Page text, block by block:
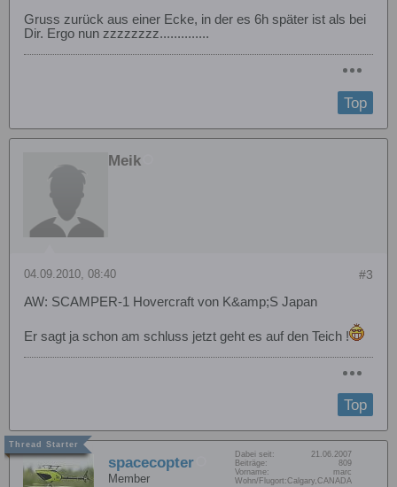
Gruss zurück aus einer Ecke, in der es 6h später ist als bei
Dir. Ergo nun zzzzzzzz..............
Top
Meik
#3
04.09.2010, 08:40
AW: SCAMPER-1 Hovercraft von K&amp;S Japan
Er sagt ja schon am schluss jetzt geht es auf den Teich !
Top
spacecopter
Member
Dabei seit:
21.06.2007
Beiträge:
809
Vorname:
marc
Wohn/Flugort:Calgary,CANADA